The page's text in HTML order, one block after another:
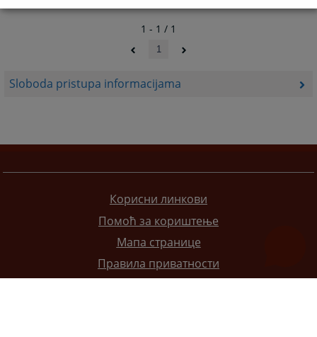
Sloboda pristupa informacijama
1 - 1 / 1
1
Корисни линкови
Помоћ за кориштење
Мапа странице
Правила приватности